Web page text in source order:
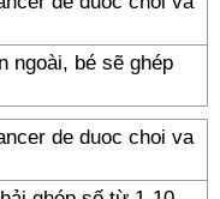
ngoài, bé sẽ ghép